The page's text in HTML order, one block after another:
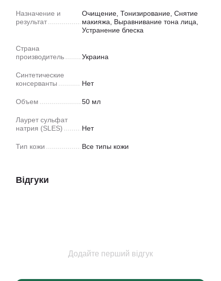
Назначение и
результат
Очищение, Тонизирование, Снятие
макияжа, Выравнивание тона лица,
Устранение блеска
Страна
производитель
Украина
Синтетические
консерванты
Нет
Объем 50 мл
Лаурет сульфат
натрия (SLES)
Нет
Тип кожи Все типы кожи
Відгуки
Додайте перший відгук